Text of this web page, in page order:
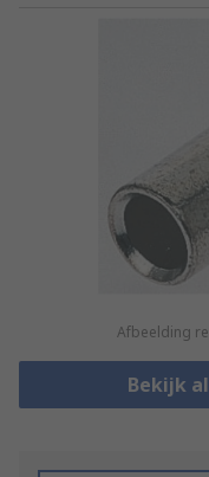
Afbeelding
Bekijk